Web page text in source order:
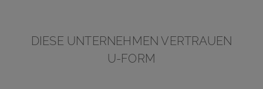
DIESE UNTERNEHMEN VERTRAUEN
U-FORM